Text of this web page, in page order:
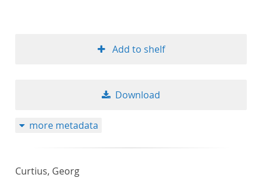
Add to shelf
Download
more metadata
Curtius, Georg